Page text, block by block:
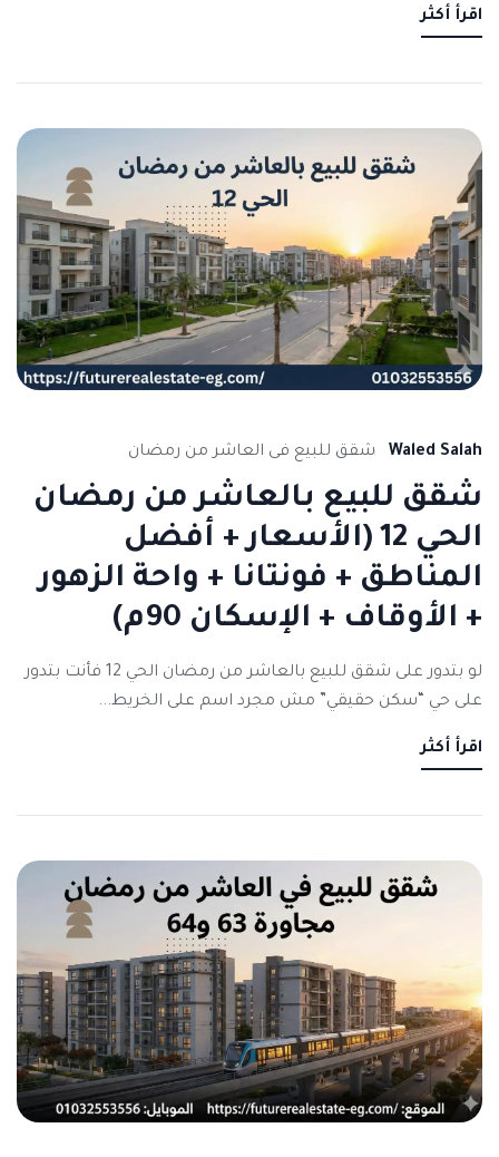
اقرأ أكثر
Waled Salah شقق للبيع فى العاشر من رمضان
شقق للبيع بالعاشر من رمضان
الحي 12 (الأسعار + أفضل
المناطق + فونتانا + واحة الزهور
+ الأوقاف + الإسكان 90م)
لو بتدور على شقق للبيع بالعاشر من رمضان الحي 12 فأنت بتدور
على حي “سكن حقيقي” مش مجرد اسم على الخريط...
اقرأ أكثر